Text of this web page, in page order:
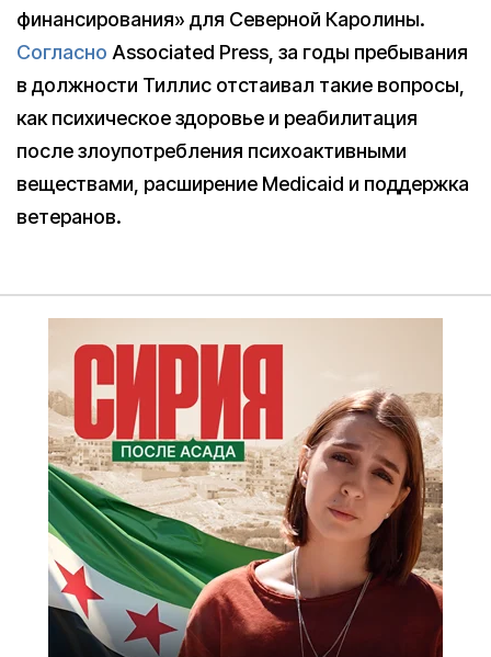
финансирования» для Северной Каролины.
Согласно Associated Press, за годы пребывания
в должности Тиллис отстаивал такие вопросы,
как психическое здоровье и реабилитация
после злоупотребления психоактивными
веществами, расширение Medicaid и поддержка
ветеранов.